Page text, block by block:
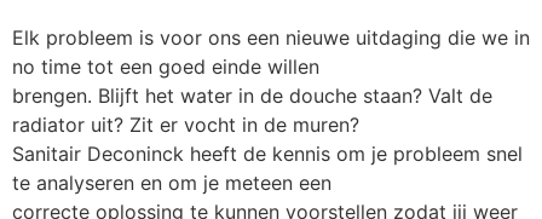
Elk probleem is voor ons een nieuwe uitdaging die we in
no time tot een goed einde willen
brengen. Blijft het water in de douche staan? Valt de
radiator uit? Zit er vocht in de muren?
Sanitair Deconinck heeft de kennis om je probleem snel
te analyseren en om je meteen een
correcte oplossing te kunnen voorstellen zodat jij weer